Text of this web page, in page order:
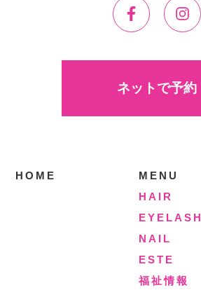
ネットで予約
HOME
MENU
HAIR
EYELASH
NAIL
ESTE
福祉情報